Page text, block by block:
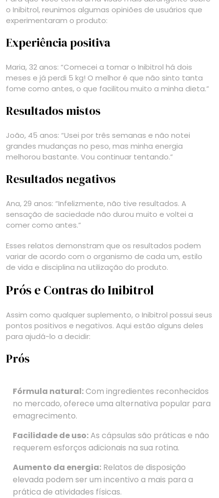
o Inibitrol, reunimos algumas opiniões de usuários que
experimentaram o produto:
Experiência positiva
Maria, 32 anos: “Comecei a tomar o Inibitrol há dois
meses e já perdi 5 kg! O melhor é que não sinto tanta
fome como antes, o que facilitou muito a minha dieta.”
Resultados mistos
João, 45 anos: “Usei por três semanas e não notei
grandes mudanças no peso, mas minha energia
melhorou bastante. Vou continuar tentando.”
Resultados negativos
Ana, 29 anos: “Infelizmente, não tive resultados. A
sensação de saciedade não durou muito e voltei a
comer como antes.”
Esses relatos demonstram que os resultados podem
variar de acordo com o organismo de cada um, estilo
de vida e disciplina na utilização do produto.
Prós e Contras do Inibitrol
Assim como qualquer suplemento, o Inibitrol possui seus
pontos positivos e negativos. Aqui estão alguns deles
para ajudá-lo a decidir:
Prós
Fórmula natural:Com ingredientes reconhecidos
no mercado, oferece uma alternativa popular para
emagrecimento.
Facilidade de uso:As cápsulas são práticas e não
requerem esforços adicionais na sua rotina.
Aumento da energia: Relatos de disposição
elevada podem ser um incentivo a mais para a
prática de atividades físicas.